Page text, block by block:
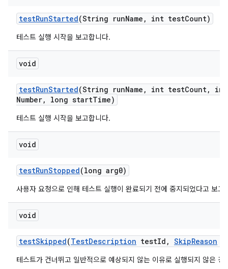
testRunStarted(String runName , int testCount)
테스트 실행 시작을 보고합니다.
void
testRunStarted(String runName , int testCount,
int
Number, long startTime)
테스트 실행 시작을 보고합니다.
void
testRunStopped(long arg0)
사용자 요청으로 인해 테스트 실행이 완료되기 전에 중지되었다고 보고
void
testSkipped(TestDescription testId , SkipReason
테스트가 건너뛰고 일반적으로 예상되지 않는 이유로 실행되지 않은 경